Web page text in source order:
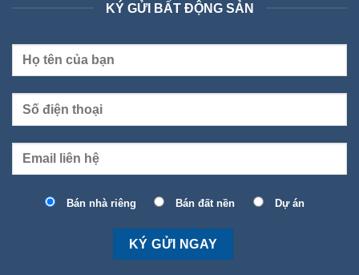
KÝ GỬI BẤT ĐỘNG SẢN
Bán nhà riêng Bán đất nền Dự án